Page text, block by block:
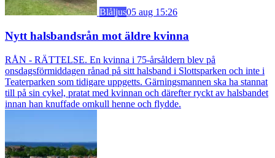
Blåljus05 aug 15:26
Nytt halsbandsrån mot äldre kvinna
RÅN - RÄTTELSE. En kvinna i 75-årsåldern blev på
onsdagsförmiddagen rånad på sitt halsband i Slottsparken och inte i
Teaterparken som tidigare uppgetts. Gärningsmannen ska ha stannat
till på sin cykel, pratat med kvinnan och därefter ryckt av halsbandet
innan han knuffade omkull henne och flydde.